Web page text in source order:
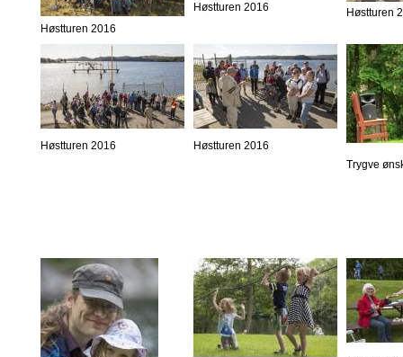
Høstturen 2016
Høstturen 2016 Høstturen
Høstturen 2016
Høstturen 2016
Trygve